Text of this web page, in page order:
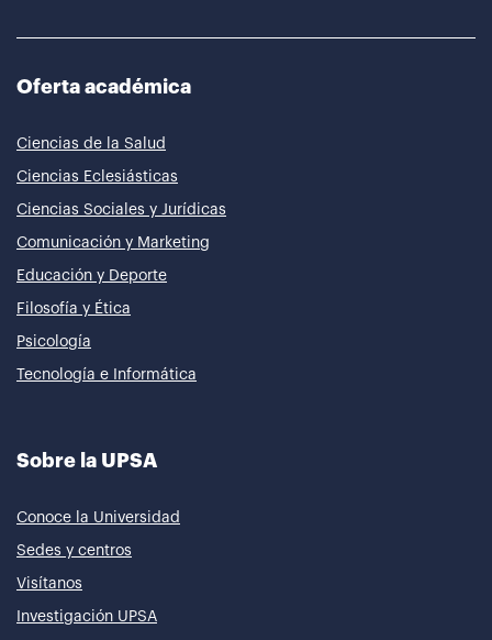
Oferta académica
Ciencias de la Salud
Ciencias Eclesiásticas
Ciencias Sociales y Jurídicas
Comunicación y Marketing
Educación y Deporte
Filosofía y Ética
Psicología
Tecnología e Informática
Sobre la UPSA
Conoce la Universidad
Sedes y centros
Visítanos
Investigación UPSA